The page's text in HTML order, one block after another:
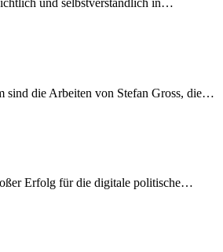
und selbstverständlich in…
sind die Arbeiten von Stefan Gross, die…
Erfolg für die digitale politische…